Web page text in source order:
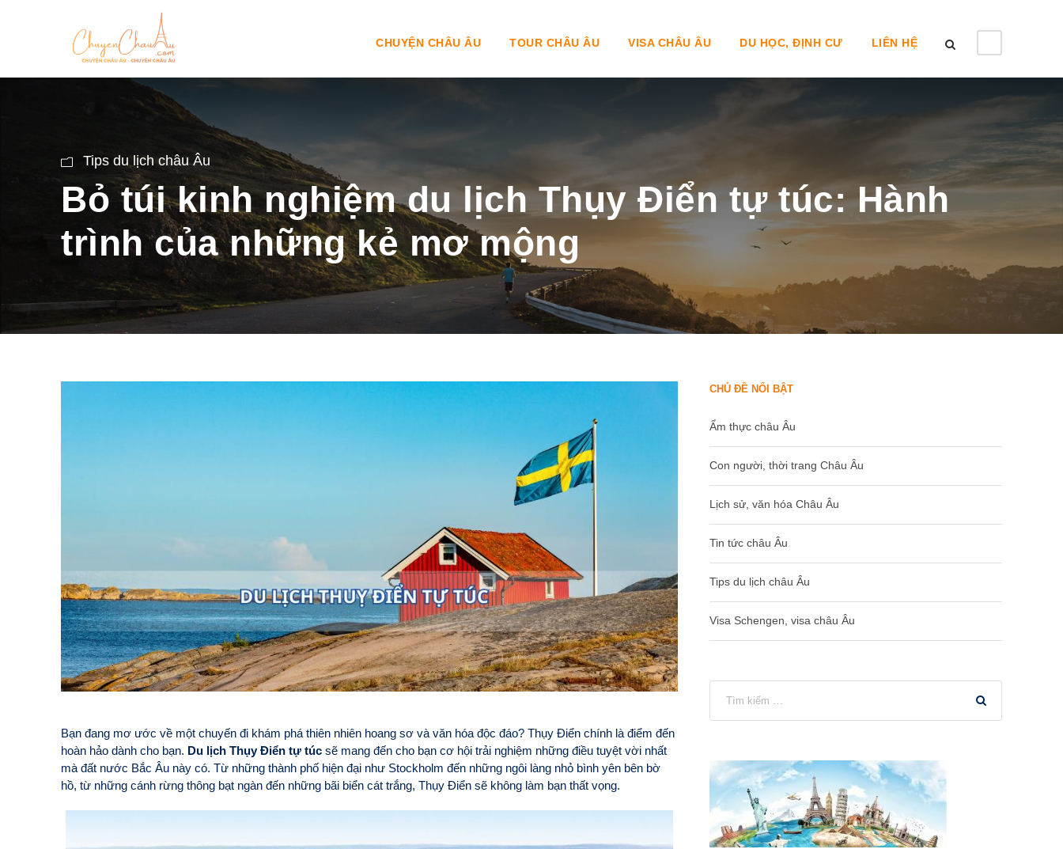
CHUYỆN CHÂU ÂU TOUR CHÂU ÂU VISA CHÂU ÂU DU HỌC, ĐỊNH CƯ LIÊN HỆ
Tips du lịch châu Âu
Bỏ túi kinh nghiệm du lịch Thụy Điển tự túc: Hành
trình của những kẻ mơ mộng
Bạn đang mơ ước về một chuyến đi khám phá thiên nhiên hoang sơ và văn hóa độc đáo? Thụy Điển chính là điểm đến
hoàn hảo dành cho bạn. Du lịch Thụy Điển tự túc sẽ mang đến cho bạn cơ hội trải nghiệm những điều tuyệt vời nhất
mà đất nước Bắc Âu này có. Từ những thành phố hiện đại như Stockholm đến những ngôi làng nhỏ bình yên bên bờ
hồ, từ những cánh rừng thông bạt ngàn đến những bãi biển cát trắng, Thụy Điển sẽ không làm bạn thất vọng.
CHỦ ĐỀ NỔI BẬT
Ẩm thực châu Âu
Con người, thời trang Châu Âu
Lịch sử, văn hóa Châu Âu
Tin tức châu Âu
Tips du lịch châu Âu
Visa Schengen, visa châu Âu